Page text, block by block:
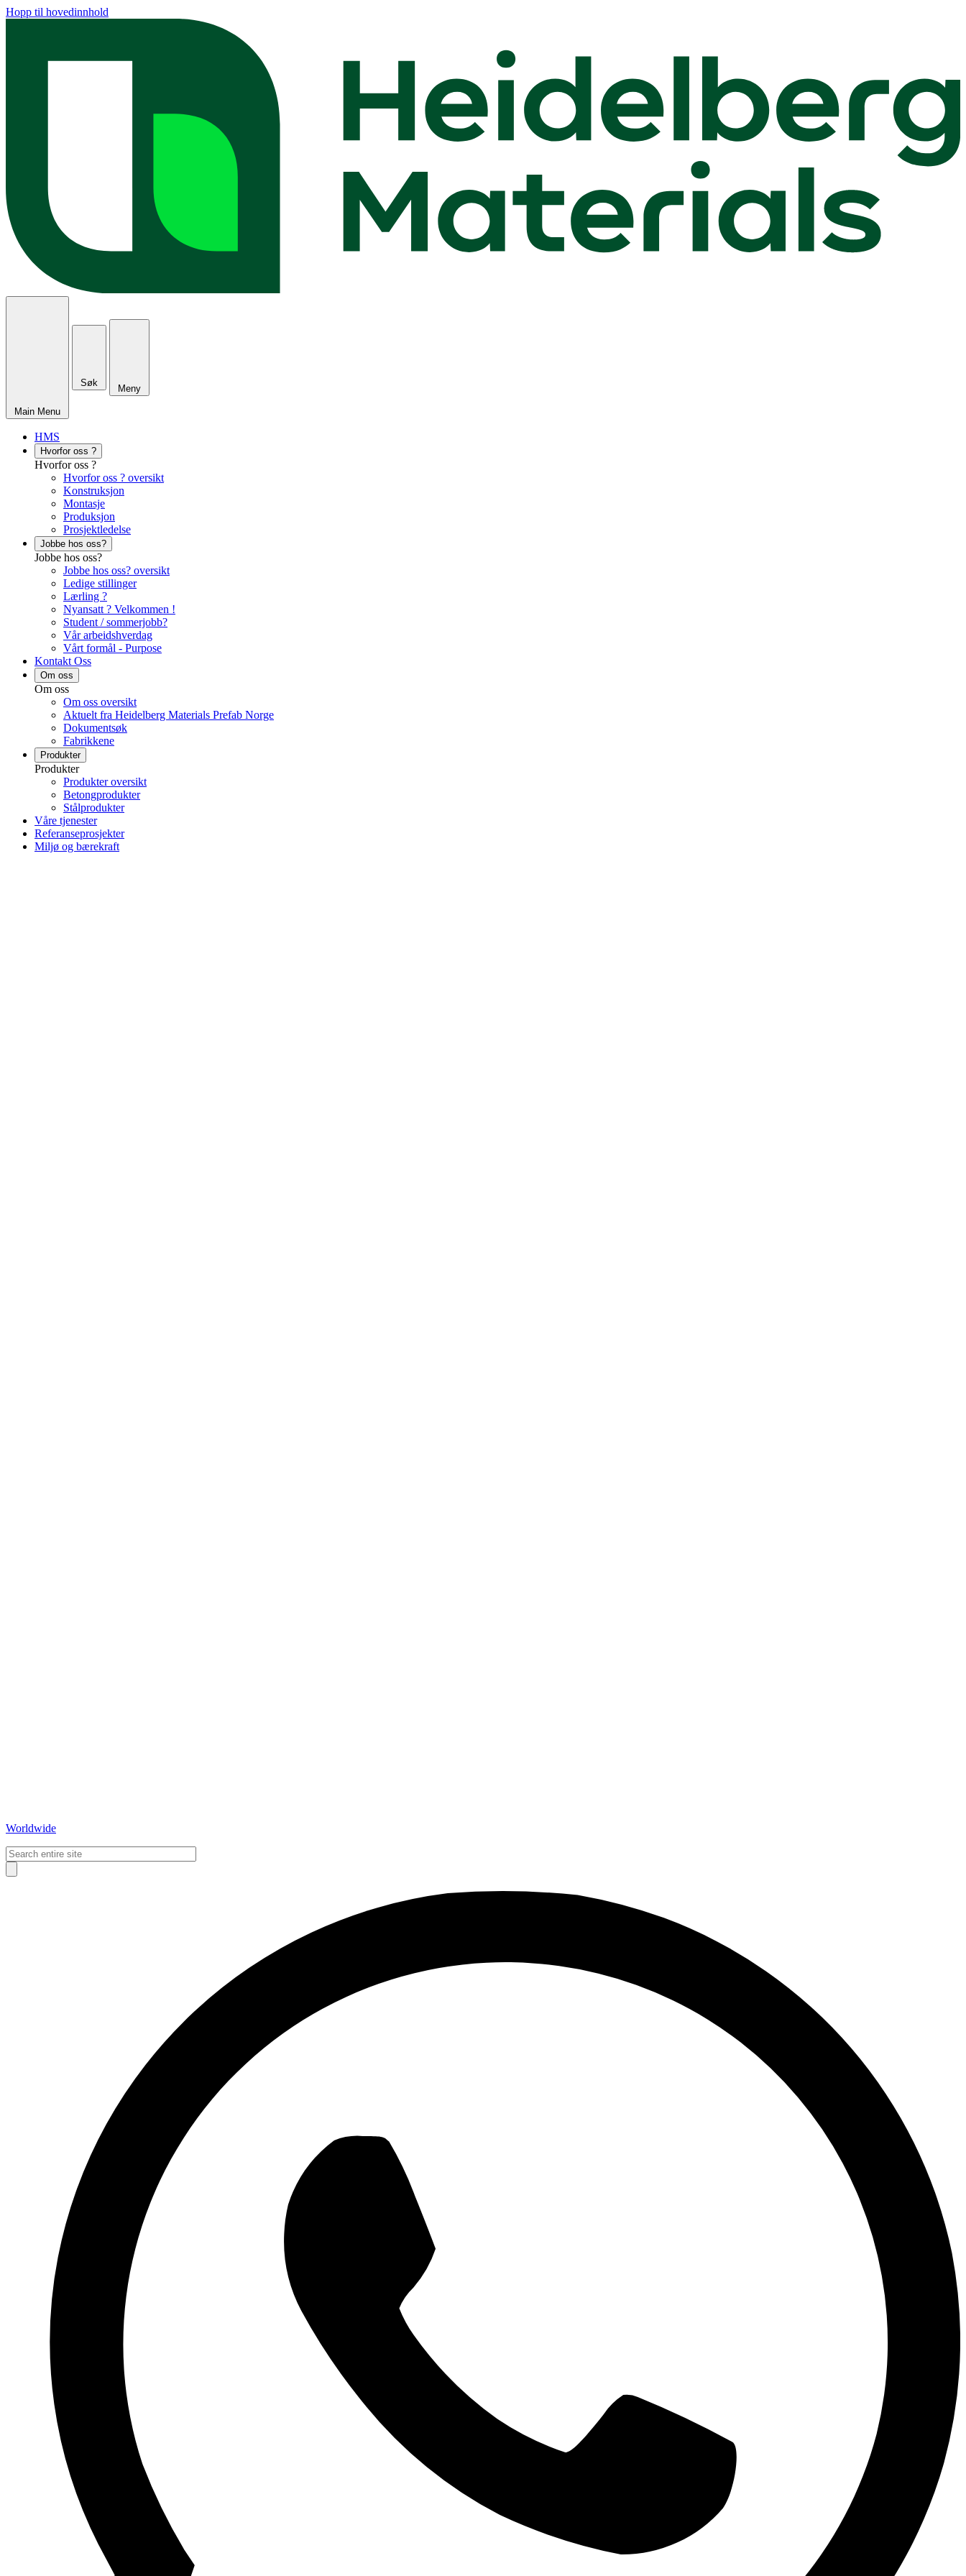
Hopp til hovedinnhold
Main Menu
Søk
Meny
HMS
Hvorfor oss ?
Hvorfor oss ?
Hvorfor oss ? oversikt
Konstruksjon
Montasje
Produksjon
Prosjektledelse
Jobbe hos oss?
Jobbe hos oss?
Jobbe hos oss? oversikt
Ledige stillinger
Lærling ?
Nyansatt ? Velkommen !
Student / sommerjobb?
Vår arbeidshverdag
Vårt formål - Purpose
Kontakt Oss
Om oss
Om oss
Om oss oversikt
Aktuelt fra Heidelberg Materials Prefab Norge
Dokumentsøk
Fabrikkene
Produkter
Produkter
Produkter oversikt
Betongprodukter
Stålprodukter
Våre tjenester
Referanseprosjekter
Miljø og bærekraft
Worldwide